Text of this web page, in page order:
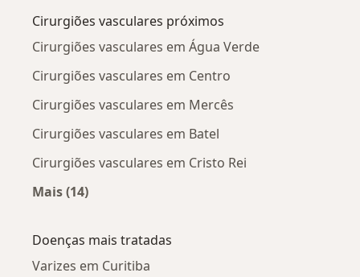
Cirurgiões vasculares próximos
Cirurgiões vasculares em Água Verde
Cirurgiões vasculares em Centro
Cirurgiões vasculares em Mercês
Cirurgiões vasculares em Batel
Cirurgiões vasculares em Cristo Rei
Mais (14)
Doenças mais tratadas
Varizes em Curitiba